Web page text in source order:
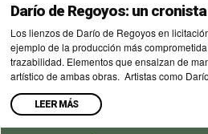
Darío de Regoyos: un
Los lienzos de Darío de Regoyos en
ejemplo de la producción más
trazabilidad. Elementos que ensalzan de
artístico de ambas obras. Artistas como
LEER MÁS